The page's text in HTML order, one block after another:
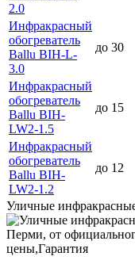
2.0
Инфракрасный
обогреватель
Ballu BIH-L-
3.0
до 30
Инфракрасный
обогреватель
Ballu BIH-
LW2-1.5
до 15
Инфракрасный
обогреватель
Ballu BIH-
LW2-1.2
до 12
Уличные